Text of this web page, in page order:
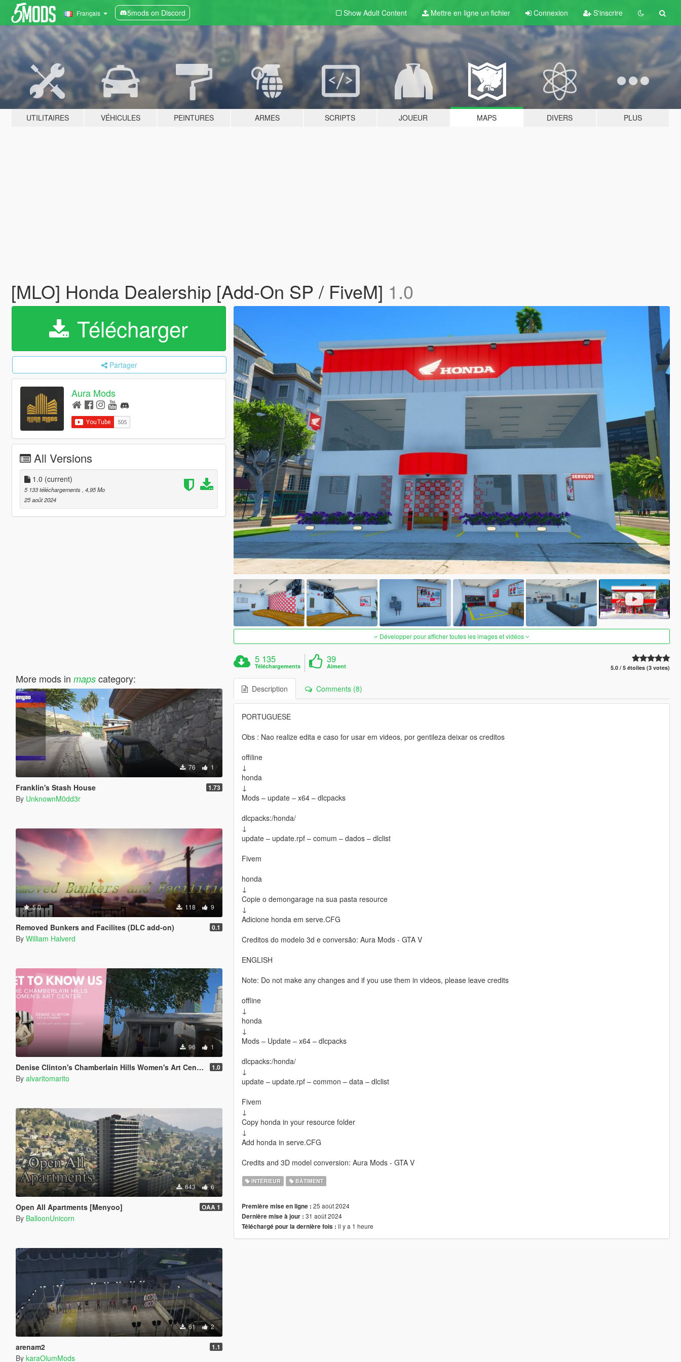
Français 5mods on Discord Show Adult Content Mettre en ligne un fichier Connexion S'inscrire
UTILITAIRES VÉHICULES PEINTURES ARMES SCRIPTS JOUEUR MAPS DIVERS PLUS
[MLO] Honda Dealership [Add-On SP / FiveM] 1.0
Télécharger
Partager
Aura Mods
All Versions
1.0 (current)
5 133 téléchargements , 4,95 Mo
25 août 2024
More mods in mapscategory:
76 1
Franklin's Stash House 1.73
By UnknownM0dd3r
5.0 118 9
Removed Bunkers and Facilites (DLC add-on) 0.1
By William Halverd
96 1
Denise Clinton's Chamberlain Hills Women's Art Center 1.0
By alvaritomarito
643 6
Open All Apartments [Menyoo] OAA 1
By BalloonUnicorn
61 2
arenam2 1.1
By karaOlumMods
Développer pour afficher toutes les images et vidéos
5 135
Téléchargements
39
Aiment 5.0 / 5 étoiles (3 votes)
Description Comments (8)
PORTUGUESE
Obs : Nao realize edita e caso for usar em videos, por gentileza deixar os creditos
offiline
↓
honda
↓
Mods – update – x64 – dlcpacks
dlcpacks:/honda/
↓
update – update.rpf – comum – dados – dlclist
Fivem
honda
↓
Copie o demongarage na sua pasta resource
↓
Adicione honda em serve.CFG
Creditos do modelo 3d e conversão: Aura Mods - GTA V
ENGLISH
Note: Do not make any changes and if you use them in videos, please leave credits
offline
↓
honda
↓
Mods – Update – x64 – dlcpacks
dlcpacks:/honda/
↓
update – update.rpf – common – data – dlclist
Fivem
↓
Copy honda in your resource folder
↓
Add honda in serve.CFG
Credits and 3D model conversion: Aura Mods - GTA V
INTÉRIEUR BÂTIMENT
Première mise en ligne : 25 août 2024
Dernière mise à jour : 31 août 2024
Téléchargé pour la dernière fois : il y a 1 heure